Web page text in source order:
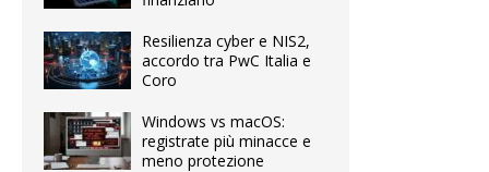
Resilienza cyber e NIS2,
accordo tra PwC Italia e
Coro
Windows vs macOS:
registrate più minacce e
meno protezione